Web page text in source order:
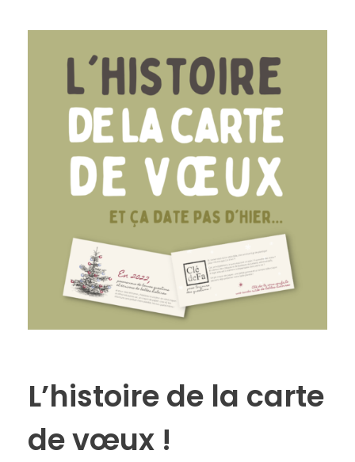
L’histoire de la carte
de vœux !